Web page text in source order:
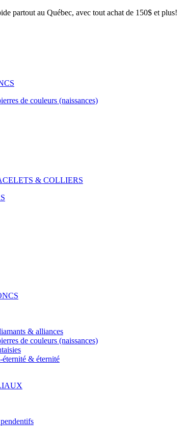
partout au Québec, avec tout achat de 150$ et plus!
de couleurs (naissances)
& COLLIERS
& alliances
de couleurs (naissances)
éternité & éternité